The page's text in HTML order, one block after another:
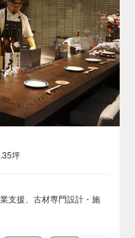
坪
支援、古材専門設計・施